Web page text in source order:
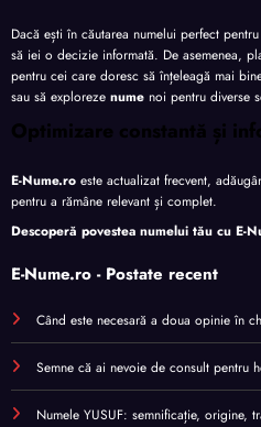
Dacă ești în căutarea numelui perfect
să iei o decizie informată. De asemenea,
pentru cei care doresc să înțeleagă mai
sau să exploreze nume noi pentru diverse
Optimizare constantă și
E-Nume.ro este actualizat frecvent,
pentru a rămâne relevant și complet.
Descoperă povestea numelui tău cu E-
E-Nume.ro - Postate recent
Când este necesară a doua opinie în
Semne că ai nevoie de consult pentru
Numele YUSUF: semnificație, origine,